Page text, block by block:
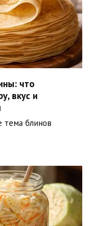
что
вкус и
тема блинов